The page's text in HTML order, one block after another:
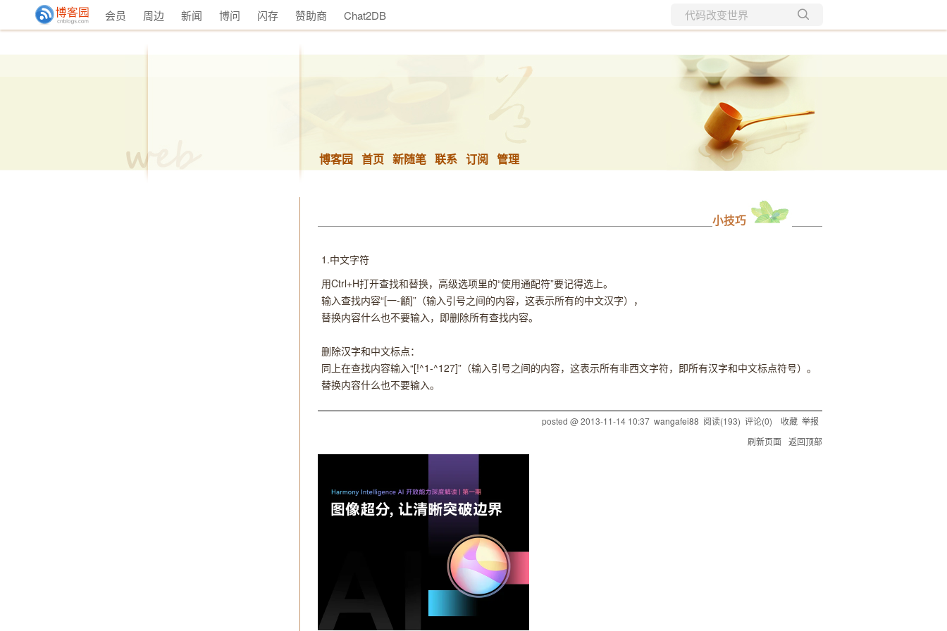
会员 周边 新闻 博问 闪存 赞助商 Chat2DB
当前博客
博客园 首页 新随笔 联系 订阅 管理
小技巧
1.中文字符
用Ctrl+H打开查找和替换，高级选项里的“使用通配符”要记得选上。
输入查找内容“[一-龥]”（输入引号之间的内容，这表示所有的中文汉字），
替换内容什么也不要输入，即删除所有查找内容。
删除汉字和中文标点：
同上在查找内容输入“[!^1-^127]”（输入引号之间的内容，这表示所有非西文字符，即所有汉字和中文标点符号）。
替换内容什么也不要输入。
posted @2013-11-14 10:37 wangafei88 阅读(193) 评论(0) 收藏 举报
刷新页面 返回顶部